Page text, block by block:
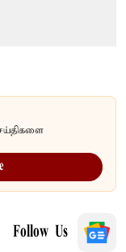
Follow Us